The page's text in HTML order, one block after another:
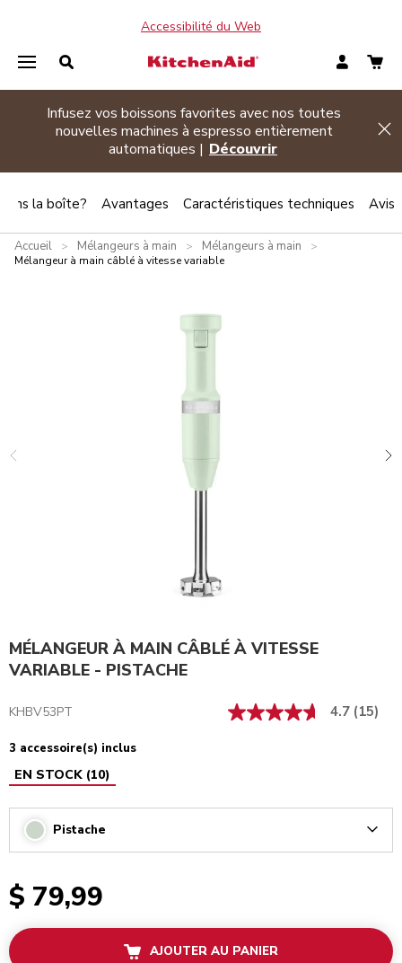
Accessibilité du Web
Promotion d’été| Achetez deux électroménagers
admissibles ou plus et économisez 20 %Magasinez
Accueil > Mélangeurs à main > Mélangeurs à main
>
Mélangeur à main câblé à vitesse variable
MÉLANGEUR À MAIN CÂBLÉ À VITESSE
VARIABLE - PISTACHE
KHBV53PT 4.7 (15)
3 accessoire(s) inclus
EN STOCK (10)
Pistache
$ 79,99
AJOUTER AU PANIER
la boîte? Avantages Caractéristiques techniques Avis